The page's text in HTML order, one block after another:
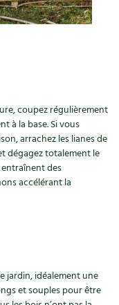
coupez régulièrement
à la base. Si vous
arrachez les lianes de
dégagez totalement le
des
accélérant la
jardin, idéalement une
et souples pour être